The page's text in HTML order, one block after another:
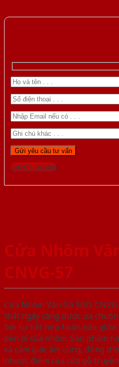
Gọi 0976.169.864
Cửa Nhôm
CNVG-57
Cửa Nhôm Vân Gỗ SGD-
thất ngày càng được ưa
bởi sự kết hợp hoàn hảo giữa
bền bỉ của nhôm. Sản phẩm
và cảm giác ấm cúng, đồng
nhược điểm của cửa gỗ